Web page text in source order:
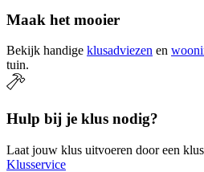
Maak het mooier
Bekijk handige klusadviezen en
tuin.
Hulp bij je klus nodig?
Laat jouw klus uitvoeren door een
Klusservice